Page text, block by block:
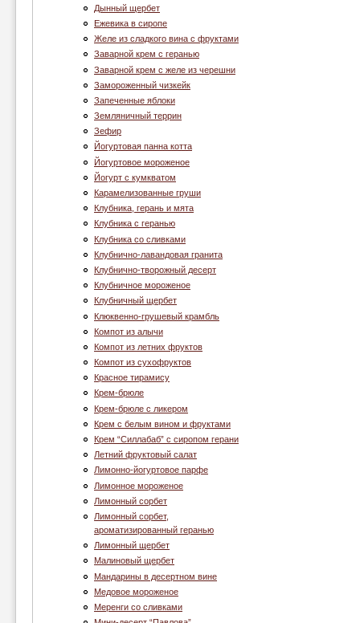
Дынный щербет
Ежевика в сиропе
Желе из сладкого вина с фруктами
Заварной крем с геранью
Заварной крем с желе из черешни
Замороженный чизкейк
Запеченные яблоки
Земляничный террин
Зефир
Йогуртовая панна котта
Йогуртовое мороженое
Йогурт с кумкватом
Карамелизованные груши
Клубника, герань и мята
Клубника c геранью
Клубника со сливками
Клубнично-лавандовая гранита
Клубнично-творожный десерт
Клубничное мороженое
Клубничный щербет
Клюквенно-грушевый крамбль
Компот из алычи
Компот из летних фруктов
Компот из сухофруктов
Красное тирамису
Крем-брюле
Крем-брюле с ликером
Крем с белым вином и фруктами
Крем “Cиллабаб” с сиропом герани
Летний фруктовый салат
Лимонно-йогуртовое парфе
Лимонное мороженое
Лимонный сорбет
Лимонный сорбет,
ароматизированный геранью
Лимонный щербет
Малиновый щербет
Мандарины в десертном вине
Медовое мороженое
Меренги со сливками